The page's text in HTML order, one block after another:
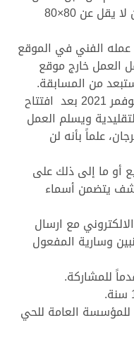
نفسه، حجم اللوحة المطلوبة يجب أن لا يقل عن 80×80
عمله الفني في الموقع
العمل خارج موقع
من المسابقة.
• يحق للمشارك بدء عمله بتاريخ 30 نوفمر 2021 بعد افتتاح
ويسلم العمل
المهرجان، علماً بأنه لن
أو ما إلى ذلك على
يتضمن أسماء
مع ارسال
وسارية المفعول
للمؤسسة العامة للحي